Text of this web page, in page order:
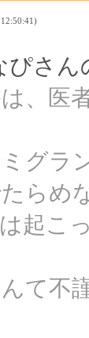
ぴさん
、医
グラ
らめ
起こ
て不